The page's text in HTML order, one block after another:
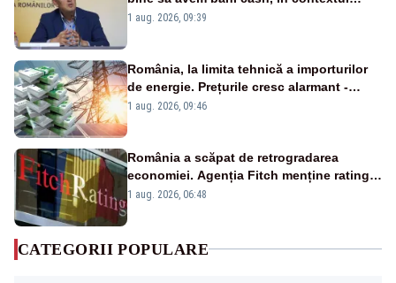
alertei energetice?
1 aug. 2026, 09:39
România, la limita tehnică a importurilor
de energie. Prețurile cresc alarmant -
Analiză Realitatea Plus
1 aug. 2026, 09:46
România a scăpat de retrogradarea
economiei. Agenția Fitch menține ratingul
„BBB-” cu perspectivă negativă
1 aug. 2026, 06:48
CATEGORII POPULARE